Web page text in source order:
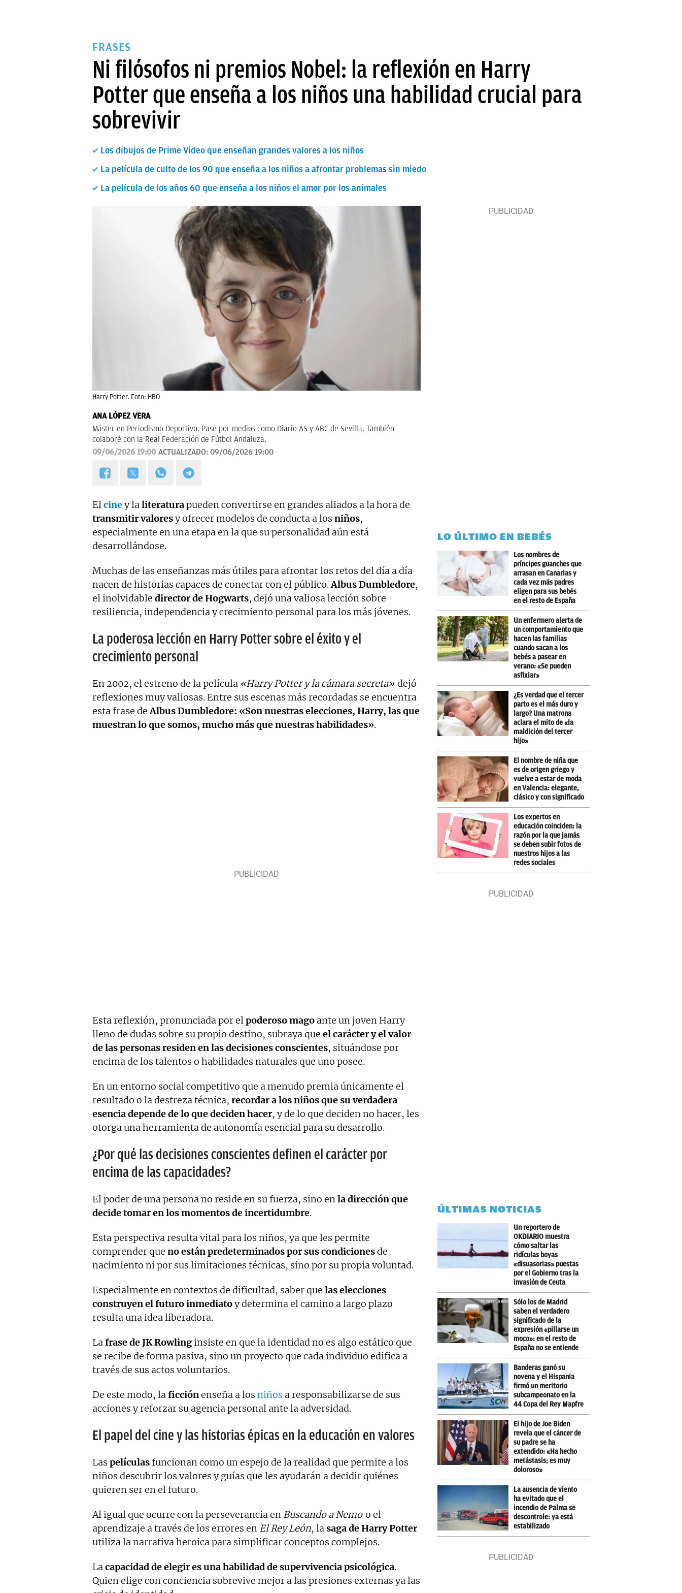
FRASES
Ni filósofos ni premios Nobel: la reflexión en Harry
Potter que enseña a los niños una habilidad crucial para
sobrevivir
Los dibujos de Prime Video que enseñan grandes valores a los niños
La película de culto de los 90 que enseña a los niños a afrontar problemas sin miedo
La película de los años 60 que enseña a los niños el amor por los animales
Harry Potter. Foto: HBO
ANA LÓPEZ VERA
Máster en Periodismo Deportivo. Pasé por medios como Diario AS y ABC de Sevilla. También
colaboré con la Real Federación de Fútbol Andaluza.
09/06/2026 19:00 ACTUALIZADO: 09/06/2026 19:00
Elciney laliteraturapueden convertirse en grandes aliados a la hora de
transmitir valoresy ofrecer modelos de conducta a los niños,
especialmente en una etapa en la que su personalidad aún está
desarrollándose.
Muchas de las enseñanzas más útiles para afrontar los retos del día a día
nacen de historias capaces de conectar con el público.Albus Dumbledore,
el inolvidable director de Hogwarts, dejó una valiosa lección sobre
resiliencia, independencia y crecimiento personal para los más jóvenes.
La poderosa lección en Harry Potter sobre el éxito y el
crecimiento personal
En 2002, el estreno de la película «Harry Potter y la cámara secreta» dejó
reflexiones muy valiosas. Entre sus escenas más recordadas se encuentra
esta frase deAlbus Dumbledore: «Son nuestras elecciones, Harry, las que
muestran lo que somos, mucho más que nuestras habilidades».
Esta reflexión, pronunciada por elpoderoso mago ante un joven Harry
lleno de dudas sobre su propio destino, subraya que el carácter y el valor
de las personas residen en las decisiones conscientes, situándose por
encima de los talentos o habilidades naturales que uno posee.
En un entorno social competitivo que a menudo premia únicamente el
resultado o la destreza técnica, recordar a los niños que su verdadera
esencia depende de lo que deciden hacer, y de lo que deciden no hacer, les
otorga una herramienta de autonomía esencial para su desarrollo.
¿Por qué las decisiones conscientes definen el carácter por
encima de las capacidades?
El poder de una persona no reside en su fuerza, sino enla dirección que
decide tomar en los momentos de incertidumbre.
Esta perspectiva resulta vital para los niños, ya que les permite
comprender que no están predeterminados por sus condicionesde
nacimiento ni por sus limitaciones técnicas, sino por su propia voluntad.
Especialmente en contextos de dificultad, saber que las elecciones
construyen el futuro inmediatoy determina el camino a largo plazo
resulta una idea liberadora.
Lafrase de JK Rowlinginsiste en que la identidad no es algo estático que
se recibe de forma pasiva, sino un proyecto que cada individuo edifica a
través de sus actos voluntarios.
De este modo, laficciónenseña a los niños a responsabilizarse de sus
acciones y reforzar su agencia personal ante la adversidad.
El papel del cine y las historias épicas en la educación en valores
Las películasfuncionan como un espejo de la realidad que permite a los
niños descubrir los valores y guías que les ayudarán a decidir quiénes
quieren ser en el futuro.
Al igual que ocurre con la perseverancia en Buscando a Nemo o el
aprendizaje a través de los errores en El Rey León, lasaga de Harry Potter
utiliza la narrativa heroica para simplificar conceptos complejos.
Lacapacidad de elegir es una habilidad de supervivencia psicológica.
Quien elige con conciencia sobrevive mejor a las presiones externas ya las
LO ÚLTIMO EN BEBÉS
Los nombres de
príncipes guanches que
arrasan en Canarias y
cada vez más padres
eligen para sus bebés
en el resto de España
Un enfermero alerta de
un comportamiento que
hacen las familias
cuando sacan a los
bebés a pasear en
verano: «Se pueden
asfixiar»
¿Es verdad que el tercer
parto es el más duro y
largo? Una matrona
aclara el mito de «la
maldición del tercer
hijo»
El nombre de niña que
es de origen griego y
vuelve a estar de moda
en Valencia: elegante,
clásico y con significado
Los expertos en
educación coinciden: la
razón por la que jamás
se deben subir fotos de
nuestros hijos a las
redes sociales
ÚLTIMAS NOTICIAS
Un reportero de
OKDIARIO muestra
cómo saltar las
ridículas boyas
«disuasorias» puestas
por el Gobierno tras la
invasión de Ceuta
Sólo los de Madrid
saben el verdadero
significado de la
expresión «pillarse un
moco»: en el resto de
España no se entiende
Banderas ganó su
novena y el Hispania
firmó un meritorio
subcampeonato en la
44 Copa del Rey Mapfre
El hijo de Joe Biden
revela que el cáncer de
su padre se ha
extendido: «Ha hecho
metástasis; es muy
doloroso»
La ausencia de viento
ha evitado que el
incendio de Palma se
descontrole: ya está
estabilizado